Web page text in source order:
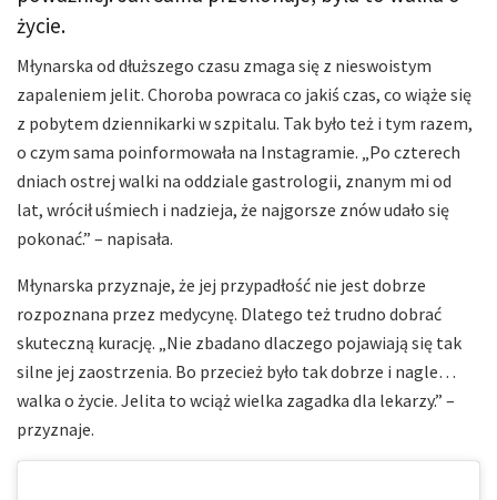
życie.
Młynarska od dłuższego czasu zmaga się z nieswoistym
zapaleniem jelit. Choroba powraca co jakiś czas, co wiąże się
z pobytem dziennikarki w szpitalu. Tak było też i tym razem,
o czym sama poinformowała na Instagramie. „Po czterech
dniach ostrej walki na oddziale gastrologii, znanym mi od
lat, wrócił uśmiech i nadzieja, że najgorsze znów udało się
pokonać.” – napisała.
Młynarska przyznaje, że jej przypadłość nie jest dobrze
rozpoznana przez medycynę. Dlatego też trudno dobrać
skuteczną kurację. „Nie zbadano dlaczego pojawiają się tak
silne jej zaostrzenia. Bo przecież było tak dobrze i nagle…
walka o życie. Jelita to wciąż wielka zagadka dla lekarzy.” –
przyznaje.